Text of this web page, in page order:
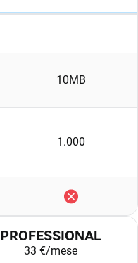
10MB
1.000
PROFESSIONAL
33 €/mese